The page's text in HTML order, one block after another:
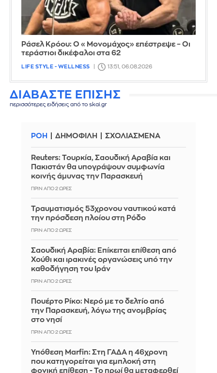
Ράσελ Κρόου: Ο «Μονομάχος» επέστρεψε – Οι
τεράστιοι δικέφαλοι στα 62
LIFE STYLE - WELLNESS 13:51, 06.08.2026
ΔΙΑΒΑΣΤΕ ΕΠΙΣΗΣ
περισσότερες ειδήσεις από το skai.gr
ΡΟΗ ΔΗΜΟΦΙΛΗ ΣΧΟΛΙΑΣΜΕΝΑ
Reuters: Τουρκία, Σαουδική Αραβία και
Πακιστάν θα υπογράψουν συμφωνία
κοινής άμυνας την Παρασκευή
ΠΡΙΝ ΑΠΌ 2 ΏΡΕΣ
Τραυματισμός 53χρονου ναυτικού κατά
την πρόσδεση πλοίου στη Ρόδο
ΠΡΙΝ ΑΠΌ 2 ΏΡΕΣ
Σαουδική Αραβία: Επίκειται επίθεση από
Χούθι και ιρακινές οργανώσεις υπό την
καθοδήγηση του Ιράν
ΠΡΙΝ ΑΠΌ 2 ΏΡΕΣ
Πουέρτο Ρίκο: Νερό με το δελτίο από
την Παρασκευή, λόγω της ανομβρίας
στο νησί
ΠΡΙΝ ΑΠΌ 2 ΏΡΕΣ
Υπόθεση Marfin: Στη ΓΑΔΑ η 46χρονη
που κατηγορείται για εμπλοκή στη
φονική επίθεση - Το πρωί θα μεταφερθεί